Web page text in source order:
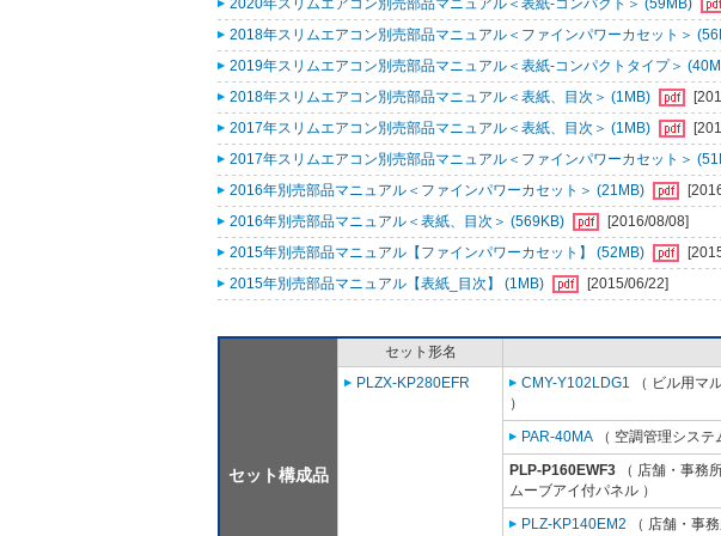
2020年スリムエアコン別売部品マニュアル＜表紙-コンパクト＞ (59MB)
2018年スリムエアコン別売部品マニュアル＜ファインパワーカセット＞
2019年スリムエアコン別売部品マニュアル＜表紙-コンパクトタイプ＞
2018年スリムエアコン別売部品マニュアル＜表紙、目次＞ (1MB)
2017年スリムエアコン別売部品マニュアル＜表紙、目次＞ (1MB)
2017年スリムエアコン別売部品マニュアル＜ファインパワーカセット＞
2016年別売部品マニュアル＜ファインパワーカセット＞ (21MB)
2016年別売部品マニュアル＜表紙、目次＞ (569KB)
[2016/08/08]
2015年別売部品マニュアル【ファインパワーカセット】 (52MB)
2015年別売部品マニュアル【表紙_目次】 (1MB)
[2015/06/22]
セット構成品
セット形名
PLZX-KP280EFR
CMY-Y102LDG1 （ ビル用マ
）
PAR-40MA （ 空調管理システ
PLP-P160EWF3 （ 店舗・事務
ムーブアイ付パネル ）
PLZ-KP140EM2 （ 店舗・事